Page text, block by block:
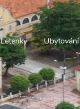
Letenky Ubytování